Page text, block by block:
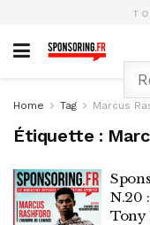
Home Tag Marcus
Étiquette :
N.20
Tony